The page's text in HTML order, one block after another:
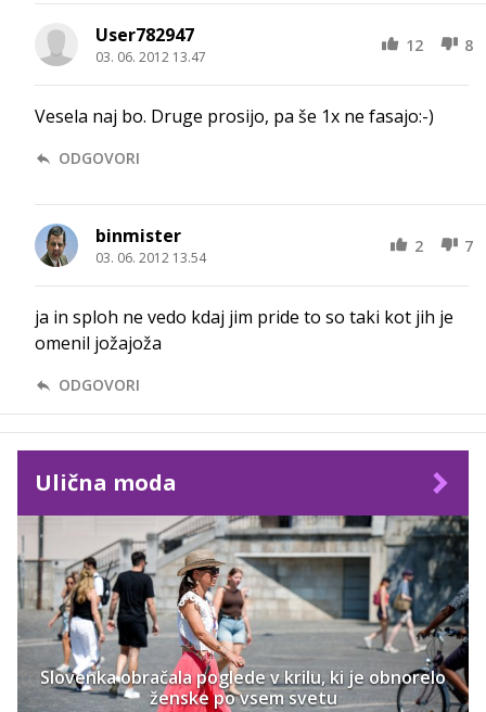
User782947
03. 06. 2012 13.47
12 8
Vesela naj bo. Druge prosijo, pa še 1x ne fasajo:-)
ODGOVORI
binmister
03. 06. 2012 13.54
2 7
ja in sploh ne vedo kdaj jim pride to so taki kot jih je
omenil jožajoža
ODGOVORI
Ulična moda
Slovenka obračala poglede v krilu, ki je obnorelo
ženske po vsem svetu